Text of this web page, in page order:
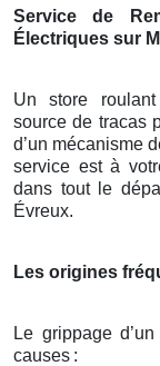
Service de
Électriques sur
Un store
source de tracas
d’un mécanisme
service est à
dans tout le
Évreux.
Les origines
Le grippage
causes :